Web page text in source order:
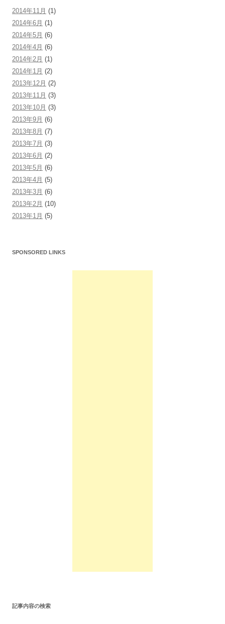
2014年11月 (1)
2014年6月 (1)
2014年5月 (6)
2014年4月 (6)
2014年2月 (1)
2014年1月 (2)
2013年12月 (2)
2013年11月 (3)
2013年10月 (3)
2013年9月 (6)
2013年8月 (7)
2013年7月 (3)
2013年6月 (2)
2013年5月 (6)
2013年4月 (5)
2013年3月 (6)
2013年2月 (10)
2013年1月 (5)
SPONSORED LINKS
記事内容の検索